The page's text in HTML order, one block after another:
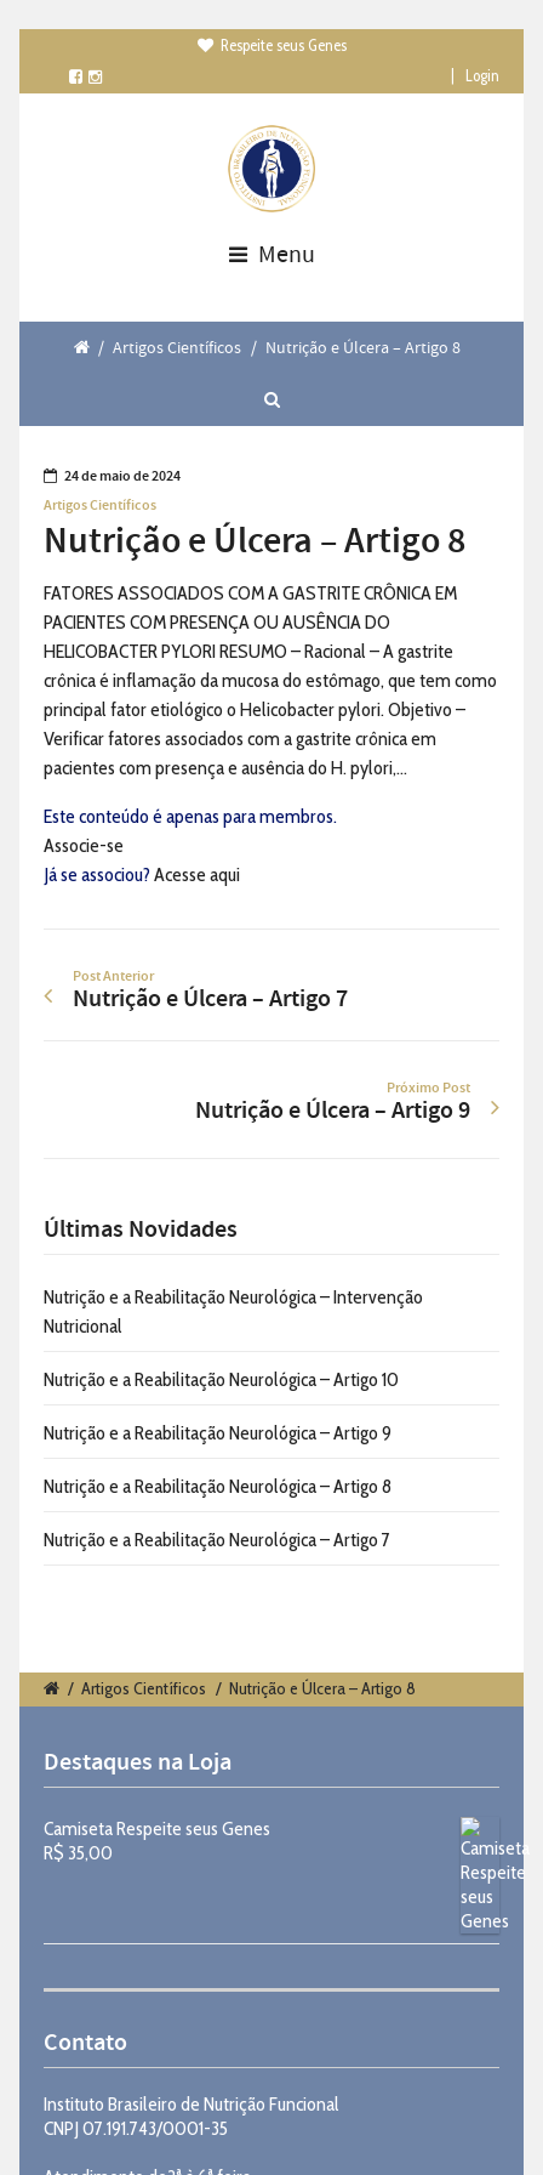
Respeite seus Genes
Login
Menu
/ Artigos Científicos / Nutrição e Úlcera – Artigo 8
24 de maio de 2024
Artigos Científicos
Nutrição e Úlcera – Artigo 8
FATORES ASSOCIADOS COM A GASTRITE CRÔNICA EM
PACIENTES COM PRESENÇA OU AUSÊNCIA DO
HELICOBACTER PYLORI RESUMO – Racional – A gastrite
crônica é inflamação da mucosa do estômago, que tem como
principal fator etiológico o Helicobacter pylori. Objetivo –
Verificar fatores associados com a gastrite crônica em
pacientes com presença e ausência do H. pylori,...
Este conteúdo é apenas para membros.
Associe-se
Já se associou? Acesse aqui
Post Anterior
Nutrição e Úlcera – Artigo 7
Próximo Post
Nutrição e Úlcera – Artigo 9
Últimas Novidades
Nutrição e a Reabilitação Neurológica – Intervenção
Nutricional
Nutrição e a Reabilitação Neurológica – Artigo 10
Nutrição e a Reabilitação Neurológica – Artigo 9
Nutrição e a Reabilitação Neurológica – Artigo 8
Nutrição e a Reabilitação Neurológica – Artigo 7
/ Artigos Científicos / Nutrição e Úlcera – Artigo 8
Destaques na Loja
Camiseta Respeite seus Genes
R$ 35,00
Contato
Instituto Brasileiro de Nutrição Funcional
CNPJ 07.191.743/0001-35